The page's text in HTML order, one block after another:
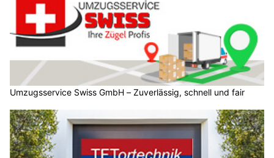
Umzugsservice Swiss GmbH – Zuverlässig, schnell und fair